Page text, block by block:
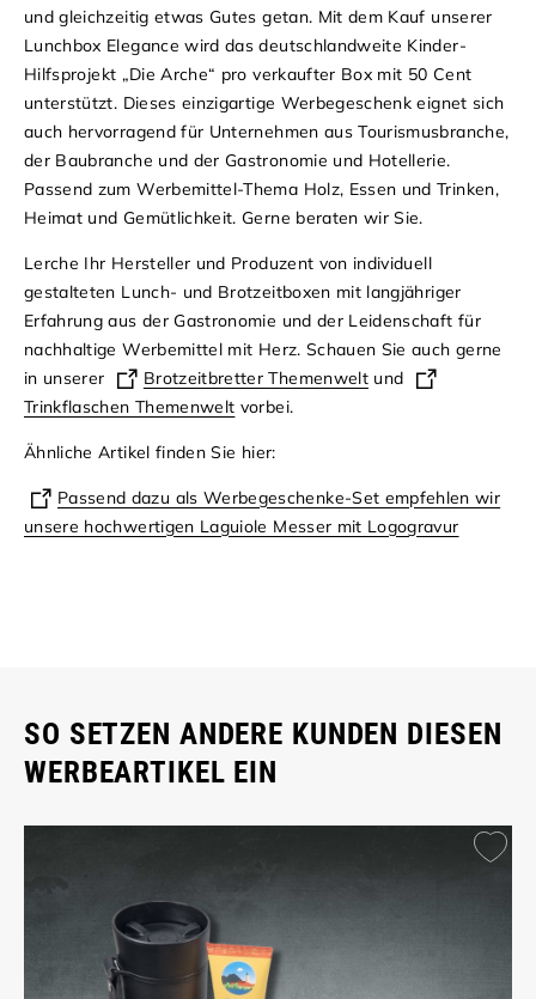
und gleichzeitig etwas Gutes getan. Mit dem Kauf unserer
Lunchbox Elegance wird das deutschlandweite Kinder-
Hilfsprojekt „Die Arche“ pro verkaufter Box mit 50 Cent
unterstützt. Dieses einzigartige Werbegeschenk eignet sich
auch hervorragend für Unternehmen aus Tourismusbranche,
der Baubranche und der Gastronomie und Hotellerie.
Passend zum Werbemittel-Thema Holz, Essen und Trinken,
Heimat und Gemütlichkeit. Gerne beraten wir Sie.
Lerche Ihr Hersteller und Produzent von individuell
gestalteten Lunch- und Brotzeitboxen mit langjähriger
Erfahrung aus der Gastronomie und der Leidenschaft für
nachhaltige Werbemittel mit Herz. Schauen Sie auch gerne
in unserer
Brotzeitbretter Themenweltund
Trinkflaschen Themenwelt vorbei.
Ähnliche Artikel finden Sie hier:
Passend dazu als Werbegeschenke-Set empfehlen wir
unsere hochwertigen Laguiole Messer mit Logogravur
SO SETZEN ANDERE KUNDEN DIESEN
WERBEARTIKEL EIN